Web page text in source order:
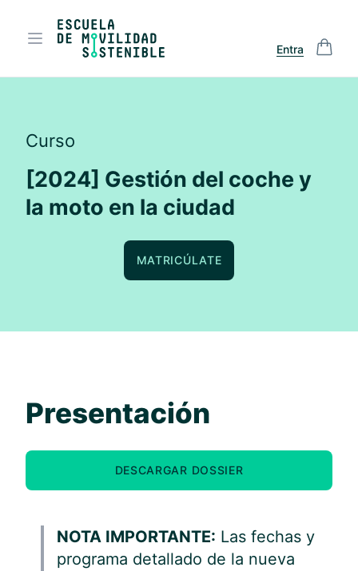
Entra
Curso
[2024] Gestión del coche y
la moto en la ciudad
MATRICÚLATE
Presentación
DESCARGAR DOSSIER
NOTA IMPORTANTE: Las fechas y
programa detallado de la nueva